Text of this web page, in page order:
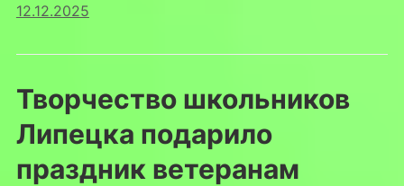
12.12.2025
Творчество школьников
Липецка подарило
праздник ветеранам